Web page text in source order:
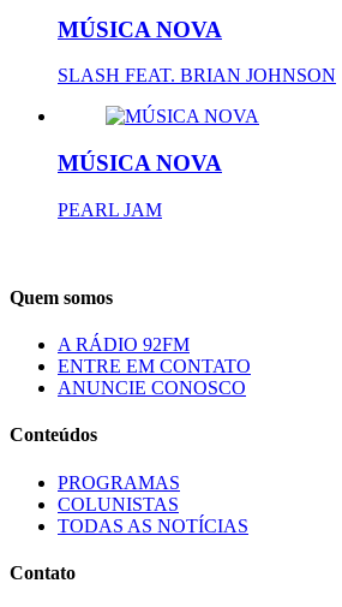
MÚSICA NOVA
SLASH FEAT. BRIAN JOHNSON
MÚSICA NOVA
PEARL JAM
Quem somos
A RÁDIO 92FM
ENTRE EM CONTATO
ANUNCIE CONOSCO
Conteúdos
PROGRAMAS
COLUNISTAS
TODAS AS NOTÍCIAS
Contato